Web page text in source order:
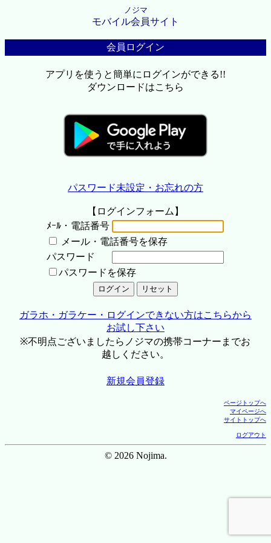
ノジマ
モバイル会員サイト
会員ログイン
アプリを使うと簡単にログインができる!!
ダウンロードはこちら
パスワード未設定・お忘れの方
【ログインフォーム】
ﾒｰﾙ・電話番号
メール・電話番号を保存
パスワード
パスワードを保存
ガラホ・ガラケー・ログインできない方はこちらから
お試し下さい
※不明点ございましたらノジマの携帯コーナーまでお
越しください。
新規会員登録
ページトップへ
マイページへ
サイトトップへ
ログアウト
© 2026 Nojima.